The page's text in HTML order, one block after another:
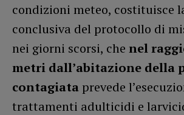
condizioni meteo, costituisce
conclusiva del protocollo di
nei giorni scorsi, che nel
metri dall’abitazione della
contagiata prevede
trattamenti adulticidi e